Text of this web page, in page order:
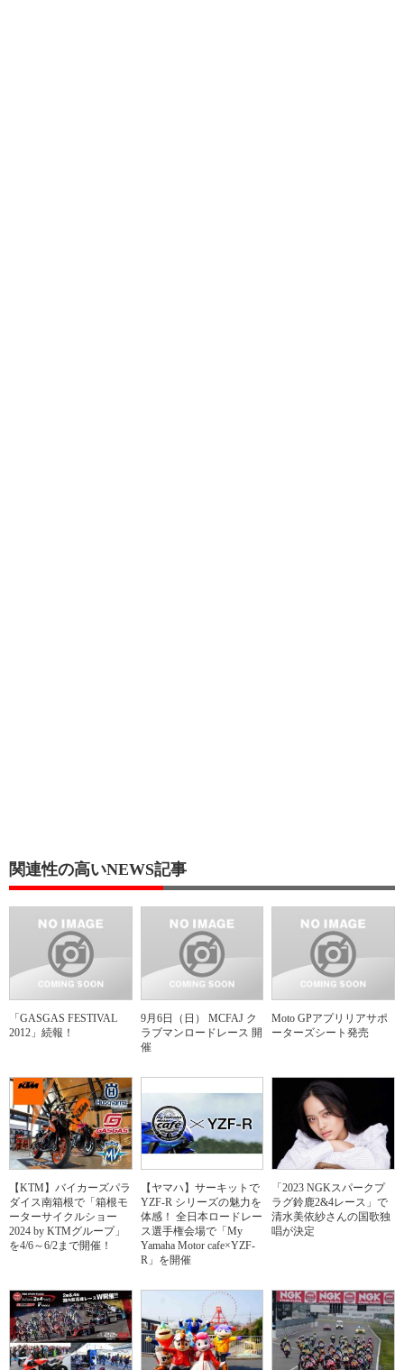
関連性の高いNEWS記事
「GASGAS FESTIVAL
2012」続報！
9月6日（日） MCFAJ ク
ラブマンロードレース 開
催
Moto GPアプリリアサポ
ーターズシート発売
【KTM】バイカーズパラ
ダイス南箱根で「箱根モ
ーターサイクルショー
2024 by KTMグループ」
を4/6～6/2まで開催！
【ヤマハ】サーキットで
YZF-R シリーズの魅力を
体感！ 全日本ロードレー
ス選手権会場で「My
Yamaha Motor cafe×YZF-
R」を開催
「2023 NGKスパークプ
ラグ鈴鹿2&4レース」で
清水美依紗さんの国歌独
唱が決定